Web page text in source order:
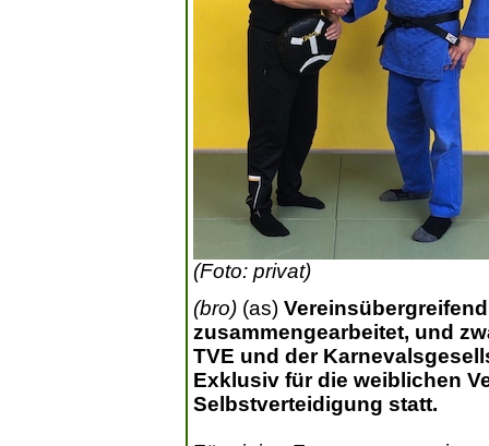
(Foto: privat)
(bro) (as)
zusammengearbeitet, und
TVE und der
Exklusiv für die weiblichen
Selbstverteidigung statt.